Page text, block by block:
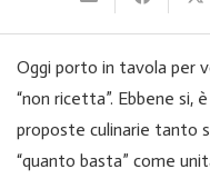
Oggi porto in tavola per
“non ricetta”. Ebbene si,
proposte culinarie tanto
“quanto basta” come